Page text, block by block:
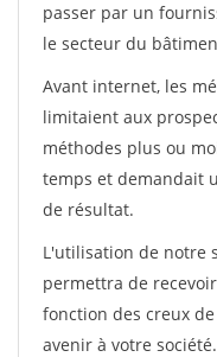
passer par un
le secteur du
Avant internet, les
limitaient aux
méthodes plus ou
temps et demandait
de résultat.
L'utilisation de notre
permettra de
fonction des creux
avenir à votre société.